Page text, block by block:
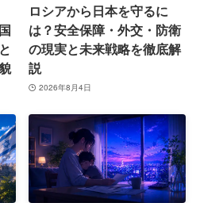
ロシアから日本を守るに
は？安全保障・外交・防衛
の現実と未来戦略を徹底解
説
2026年8月4日